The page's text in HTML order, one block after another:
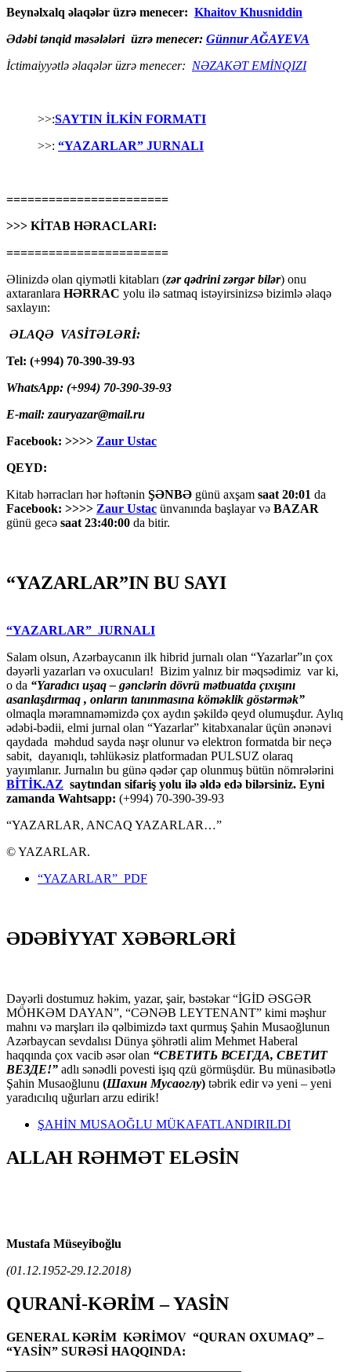
Beynəlxalq əlaqələr üzrə menecer: Khaitov Khusniddin
Ədəbi tənqid məsələləri üzrə menecer: Günnur AĞAYEVA
İctimaiyyətlə əlaqələr üzrə menecer: NƏZAKƏT EMİNQIZI
>>:SAYTIN İLKİN FORMATI
>>: “YAZARLAR” JURNALI
=======================
>>> KİTAB HƏRACLARI:
=======================
Əlinizdə olan qiymətli kitabları (zər qədrini zərgər bilər) onu
axtaranlara HƏRRAC yolu ilə satmaq istəyirsinizsə bizimlə əlaqə
saxlayın:
ƏLAQƏ VASİTƏLƏRİ:
Tel: (+994) 70-390-39-93
WhatsApp: (+994) 70-390-39-93
E-mail: zauryazar@mail.ru
Facebook: >>>> Zaur Ustac
QEYD:
Kitab hərracları hər həftənin ŞƏNBƏ günü axşam saat 20:01 da
Facebook: >>>> Zaur Ustac ünvanında başlayar və BAZAR
günü gecə saat 23:40:00 da bitir.
“YAZARLAR”IN BU SAYI
“YAZARLAR” JURNALI
Salam olsun, Azərbaycanın ilk hibrid jurnalı olan “Yazarlar”ın çox
dəyərli yazarları və oxucuları! Bizim yalnız bir məqsədimiz var ki,
o da “Yaradıcı uşaq – gәnclәrin dövrü mәtbuatda çıxışını
asanlaşdırmaq , onların tanınmasına kömәklik göstәrmәk”
olmaqla məramnaməmizdə çox aydın şəkildə qeyd olumuşdur. Aylıq
ədəbi-bədii, elmi jurnal olan “Yazarlar” kitabxanalar üçün ənənəvi
qaydada məhdud sayda nəşr olunur və elektron formatda bir neçə
sabit, dayanıqlı, təhlükəsiz platformadan PULSUZ olaraq
yayımlanır. Jurnalın bu günə qədər çap olunmuş bütün nömrələrini
BİTİK.AZ saytından sifariş yolu ilə əldə edə bilərsiniz. Eyni
zamanda Wahtsapp: (+994) 70-390-39-93
“YAZARLAR, ANCAQ YAZARLAR…”
© YAZARLAR.
“YAZARLAR” PDF
ƏDƏBİYYAT XƏBƏRLƏRİ
Dəyərli dostumuz həkim, yazar, şair, bəstəkar “İGİD ƏSGƏR
MÖHKƏM DAYAN”, “CƏNƏB LEYTENANT” kimi məşhur
mahnı və marşları ilə qəlbimizdə taxt qurmuş Şahin Musaoğlunun
Azərbaycan sevdalısı Dünya şöhrətli alim Mehmet Haberal
haqqında çox vacib əsər olan “СВЕТИТЬ ВСЕГДА, СВЕТИТ
ВЕЗДЕ!” adlı sənədli povesti işıq qzü görmüşdür. Bu münasibətlə
Şahin Musaoğlunu (Шахин Мусаоглу) təbrik edir və yeni – yeni
yaradıcılıq uğurları arzu edirik!
ŞAHİN MUSAOĞLU MÜKAFATLANDIRILDI
ALLAH RƏHMƏT ELƏSİN
Mustafa Müseyiboğlu
(01.12.1952-29.12.2018)
QURANİ-KƏRİM – YASİN
GENERAL KƏRİM KƏRİMOV “QURAN OXUMAQ” –
“YASİN” SURƏSİ HAQQINDA: